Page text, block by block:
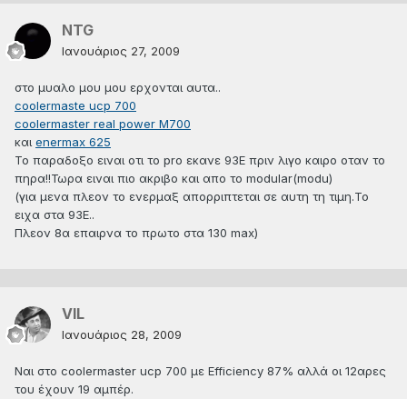
ΝTG
Ιανουάριος 27, 2009
στο μυαλο μου μου ερχονται αυτα..
coolermaste ucp 700
coolermaster real power M700
και enermax 625
To παραδοξο ειναι οτι το pro εκανε 93Ε πριν λιγο καιρο οταν το
πηρα!!Τωρα ειναι πιο ακριβο και απο το modular(modu)
(για μενα πλεον το ενερμαξ απορριπτεται σε αυτη τη τιμη.Το
ειχα στα 93Ε..
Πλεον 8α επαιρνα το πρωτο στα 130 max)
VIL
Ιανουάριος 28, 2009
Ναι στο coolermaster ucp 700 με Efficiency 87% αλλά οι 12αρες
του έχουν 19 αμπέρ.